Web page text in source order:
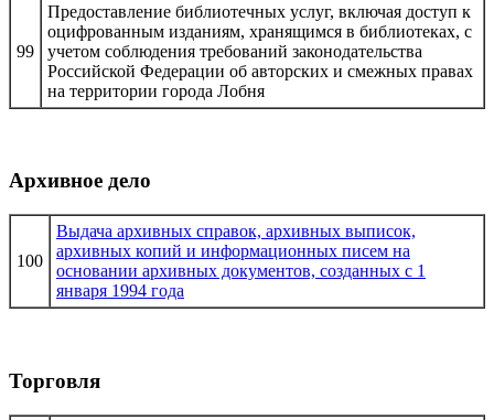
99
Предоставление библиотечных услуг, включая доступ к
оцифрованным изданиям, хранящимся в библиотеках, с
учетом соблюдения требований законодательства
Российской Федерации об авторских и смежных правах
на территории города Лобня
Архивное дело
100
Выдача архивных справок, архивных выписок,
архивных копий и информационных писем на
основании архивных документов, созданных с 1
января 1994 года
Торговля